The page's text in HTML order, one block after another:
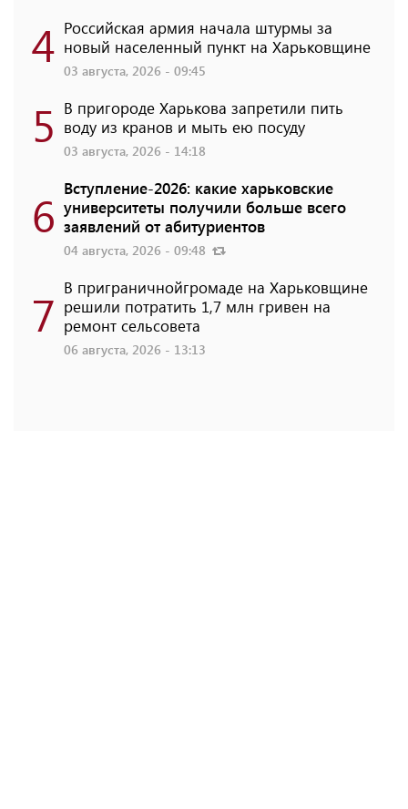
4 Российская армия начала штурмы за
новый населенный пункт на Харьковщине
03 августа, 2026 - 09:45
5 В пригороде Харькова запретили пить
воду из кранов и мыть ею посуду
03 августа, 2026 - 14:18
6 Вступление-2026: какие харьковские
университеты получили больше всего
заявлений от абитуриентов
04 августа, 2026 - 09:48
7 В приграничнойгромаде на Харьковщине
решили потратить 1,7 млн ​​гривен на
ремонт сельсовета
06 августа, 2026 - 13:13